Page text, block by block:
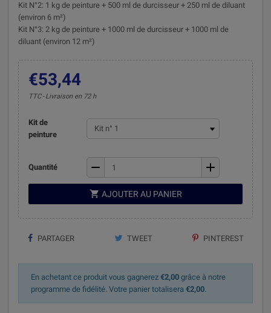
Kit N°2: 1 kg de peinture + 500 ml de durcisseur + 250 ml de diluant
(environ 6 m²)
Kit N°3: 2 kg de peinture + 1000 ml de durcisseur + 1000 ml de
diluant (environ 12 m²)
€53,44
TTC Livraison en 72 h
Kit de
peinture
Quantité remove add
 AJOUTER AU PANIER
PARTAGER TWEET PINTEREST
En achetant ce produit vous gagnerez €2,00 grâce à notre
programme de fidélité. Votre panier totalisera €2,00.